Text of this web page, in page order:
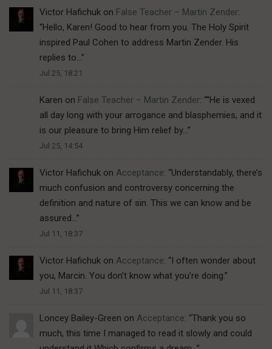
Victor Hafichuk on False Teacher – Martin Zender:
“Hello, Karen! Good to hear from you. The Holy Spirit
inspired Paul Cohen to address Martin Zender. His
replies to…”
Jul 25, 18:21
Karen on False Teacher – Martin Zender: ““He is vexed
all day long with your arrogance and blasphemies, and it
is our pleasure to bring Him relief by…”
Jul 25, 14:54
Victor Hafichuk on Acceptance: “Understandably, there’s
much confusion and controversy concerning the
definition and nature of sin. This we can know and be
assured…”
Jul 11, 18:37
Victor Hafichuk on Acceptance: “ I often wonder about
you, Marcin. You don’t know what you’re doing.”
Jul 11, 18:37
Loncey Bailey-Green on Acceptance: “Thank you so
much, this time I managed to read it slowly and could